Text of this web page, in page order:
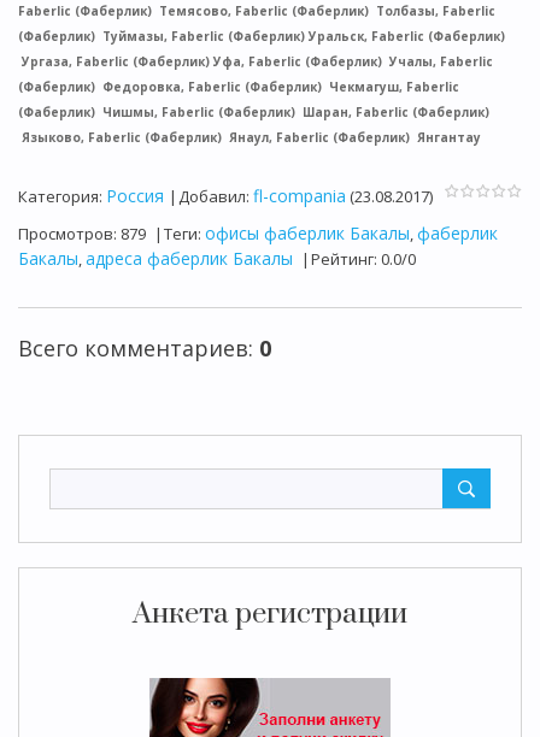
Анкета регистрации
Faberlic (Фаберлик) Темясово, Faberlic (Фаберлик) Толбазы, Faberlic
(Фаберлик) Туймазы, Faberlic (Фаберлик) Уральск, Faberlic (Фаберлик)
Ургаза, Faberlic (Фаберлик) Уфа, Faberlic (Фаберлик) Учалы, Faberlic
(Фаберлик) Федоровка, Faberlic (Фаберлик) Чекмагуш, Faberlic
(Фаберлик) Чишмы, Faberlic (Фаберлик) Шаран, Faberlic (Фаберлик)
Языково, Faberlic (Фаберлик) Янаул, Faberlic (Фаберлик) Янгантау
Категория: Россия | Добавил: fl-compania (23.08.2017)
Просмотров: 879 | Теги: офисы фаберлик Бакалы,фаберлик
Бакалы,адреса фаберлик Бакалы | Рейтинг: 0.0/0
Всего комментариев: 0